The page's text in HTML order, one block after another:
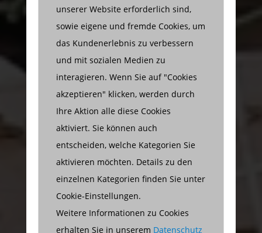
unserer Website erforderlich sind,
sowie eigene und fremde Cookies, um
das Kundenerlebnis zu verbessern
und mit sozialen Medien zu
interagieren. Wenn Sie auf "Cookies
akzeptieren" klicken, werden durch
Ihre Aktion alle diese Cookies
aktiviert. Sie können auch
entscheiden, welche Kategorien Sie
aktivieren möchten. Details zu den
einzelnen Kategorien finden Sie unter
Cookie-Einstellungen.
Weitere Informationen zu Cookies
erhalten Sie in unserem Datenschutz